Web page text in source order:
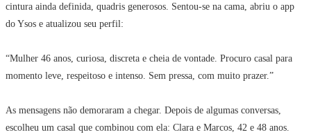
cintura ainda definida, quadris generosos. Sentou-se na cama, abriu o app
do Ysos e atualizou seu perfil:
“Mulher 46 anos, curiosa, discreta e cheia de vontade. Procuro casal para
momento leve, respeitoso e intenso. Sem pressa, com muito prazer.”
As mensagens não demoraram a chegar. Depois de algumas conversas,
escolheu um casal que combinou com ela: Clara e Marcos, 42 e 48 anos.